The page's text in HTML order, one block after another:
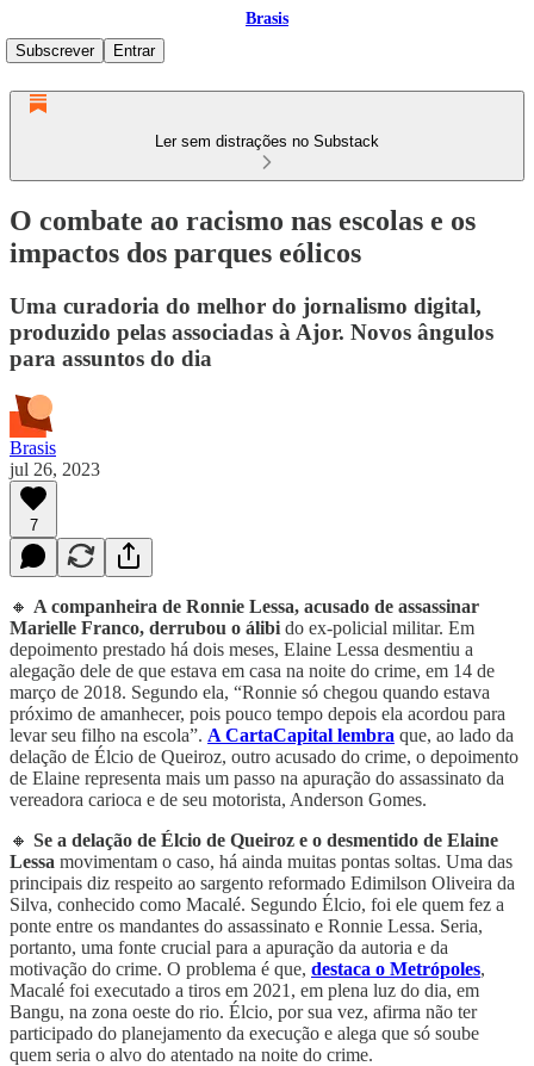
Brasis
Subscrever
Entrar
Ler sem distrações no Substack
O combate ao racismo nas escolas e os
impactos dos parques eólicos
Uma curadoria do melhor do jornalismo digital,
produzido pelas associadas à Ajor. Novos ângulos
para assuntos do dia
Brasis
jul 26, 2023
7
🔸 A companheira de Ronnie Lessa, acusado de assassinar
Marielle Franco, derrubou o álibi do ex-policial militar. Em
depoimento prestado há dois meses, Elaine Lessa desmentiu a
alegação dele de que estava em casa na noite do crime, em 14 de
março de 2018. Segundo ela, “Ronnie só chegou quando estava
próximo de amanhecer, pois pouco tempo depois ela acordou para
levar seu filho na escola”. A CartaCapital lembra que, ao lado da
delação de Élcio de Queiroz, outro acusado do crime, o depoimento
de Elaine representa mais um passo na apuração do assassinato da
vereadora carioca e de seu motorista, Anderson Gomes.
🔸 Se a delação de Élcio de Queiroz e o desmentido de Elaine
Lessa movimentam o caso, há ainda muitas pontas soltas. Uma das
principais diz respeito ao sargento reformado Edimilson Oliveira da
Silva, conhecido como Macalé. Segundo Élcio, foi ele quem fez a
ponte entre os mandantes do assassinato e Ronnie Lessa. Seria,
portanto, uma fonte crucial para a apuração da autoria e da
motivação do crime. O problema é que, destaca o Metrópoles,
Macalé foi executado a tiros em 2021, em plena luz do dia, em
Bangu, na zona oeste do rio. Élcio, por sua vez, afirma não ter
participado do planejamento da execução e alega que só soube
quem seria o alvo do atentado na noite do crime.